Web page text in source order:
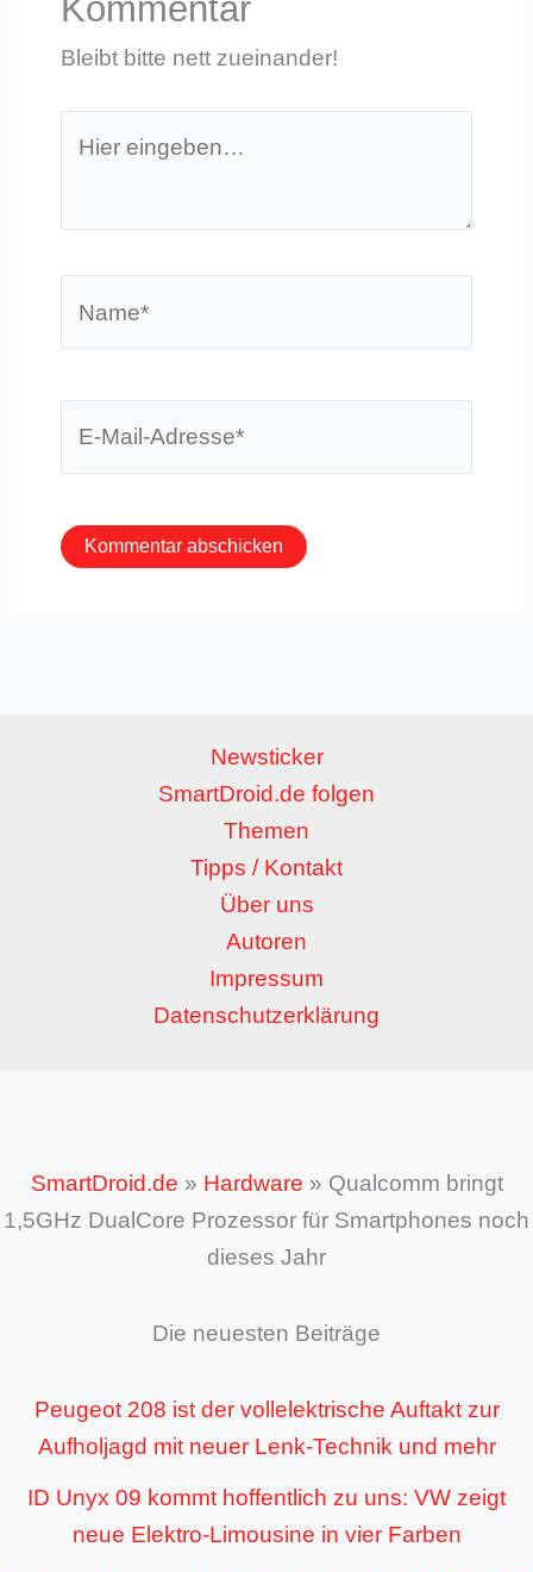
Kommentar
Bleibt bitte nett zueinander!
eingeben…
Newsticker
SmartDroid.de folgen
Themen
Tipps / Kontakt
Über uns
Autoren
Impressum
Datenschutzerklärung
SmartDroid.de » Hardware » Qualcomm bringt
1,5GHz DualCore Prozessor für Smartphones noch
dieses Jahr
Die neuesten Beiträge
Peugeot 208 ist der vollelektrische Auftakt zur
Aufholjagd mit neuer Lenk-Technik und mehr
ID Unyx 09 kommt hoffentlich zu uns: VW zeigt
neue Elektro-Limousine in vier Farben